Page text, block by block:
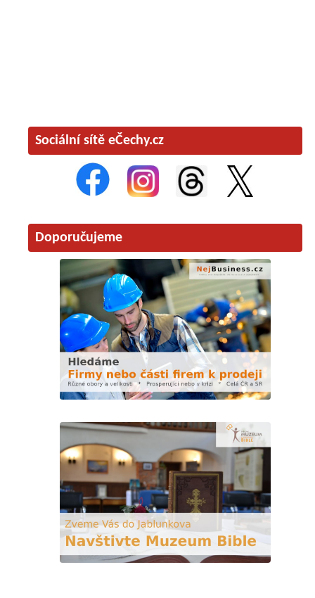
Sociální sítě eČechy.cz
Doporučujeme